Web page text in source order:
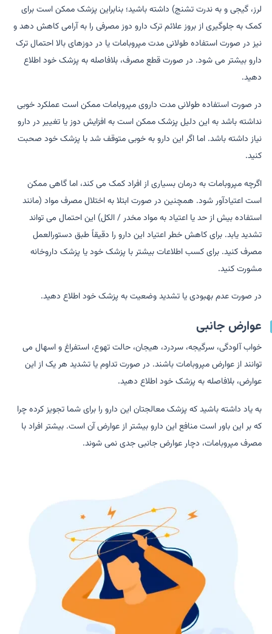
لرز، گیجی و به ندرت تشنج) داشته باشید؛ بنابراین پزشک ممکن است برای
کمک به جلوگیری از بروز علائم ترک دارو دوز مصرفی را به آرامی کاهش دهد و
نیز در صورت استفاده طولانی مدت مپروبامات یا در دوزهای بالا احتمال ترک
دارو بیشتر می شود. در صورت قطع مصرف، بلافاصله به پزشک خود اطلاع
دهید.
در صورت استفاده طولانی مدت داروی مپروبامات ممکن است عملکرد خوبی
نداشته باشد به این دلیل پزشک ممکن است به افزایش دوز یا تغییر در دارو
نیاز داشته باشد. اما اگر این دارو به خوبی متوقف شد با پزشک خود صحبت
کنید.
اگرچه مپروبامات به درمان بسیاری از افراد کمک می کند، اما گاهی ممکن
است اعتیادآور شود. همچنین در صورت ابتلا به اختلال مصرف مواد (مانند
استفاده بیش از حد یا اعتیاد به مواد مخدر / الکل) این احتمال می تواند
تشدید یابد. برای کاهش خطر اعتیاد این دارو را دقیقاً طبق دستورالعمل
مصرف کنید. برای کسب اطلاعات بیشتر با پزشک خود یا پزشک داروخانه
مشورت کنید.
در صورت عدم بهبودی یا تشدید وضعیت به پزشک خود اطلاع دهید.
عوارض جانبی
خواب آلودگی، سرگیجه، سردرد، هیجان، حالت تهوع، استفراغ و اسهال می
توانند از عوارض مپروبامات باشند. در صورت تداوم یا تشدید هر یک از این
عوارض، بلافاصله به پزشک خود اطلاع دهید.
به یاد داشته باشید که پزشک معالجتان این دارو را برای شما تجویز کرده چرا
که بر این باور است منافع این دارو بیشتر از عوارض آن است. بیشتر افراد با
مصرف مپروبامات، دچار عوارض جانبی جدی نمی شوند.